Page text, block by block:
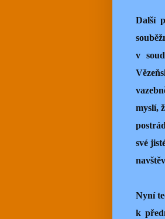
Další
v
myslí,
své
Nyní
k